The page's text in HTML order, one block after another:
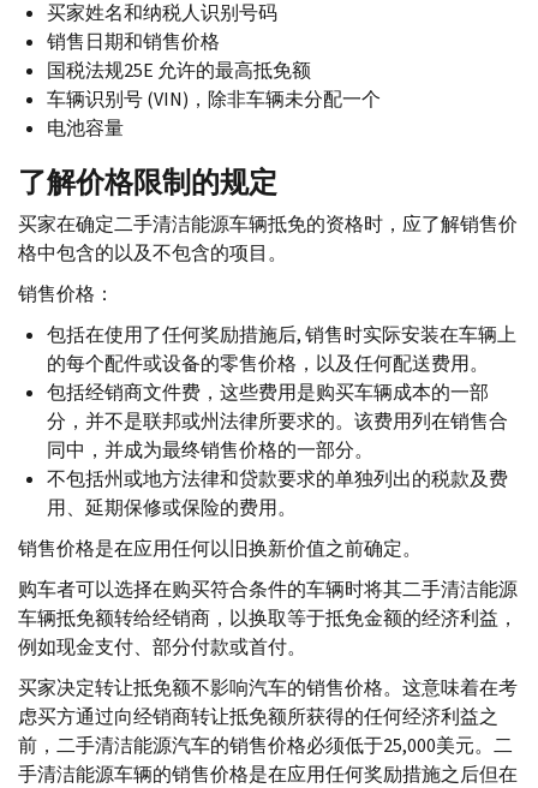
买家姓名和纳税人识别号码
销售日期和销售价格
国税法规25E 允许的最高抵免额
车辆识别号 (VIN)，除非车辆未分配一个
电池容量
了解价格限制的规定
买家在确定二手清洁能源车辆抵免的资格时，应了解销售价
格中包含的以及不包含的项目。
销售价格：
包括在使用了任何奖励措施后, 销售时实际安装在车辆上
的每个配件或设备的零售价格，以及任何配送费用。
包括经销商文件费，这些费用是购买车辆成本的一部
分，并不是联邦或州法律所要求的。该费用列在销售合
同中，并成为最终销售价格的一部分。
不包括州或地方法律和贷款要求的单独列出的税款及费
用、延期保修或保险的费用。
销售价格是在应用任何以旧换新价值之前确定。
购车者可以选择在购买符合条件的车辆时将其二手清洁能源
车辆抵免额转给经销商，以换取等于抵免金额的经济利益，
例如现金支付、部分付款或首付。
买家决定转让抵免额不影响汽车的销售价格。这意味着在考
虑买方通过向经销商转让抵免额所获得的任何经济利益之
前，二手清洁能源汽车的销售价格必须低于25,000美元。二
手清洁能源车辆的销售价格是在应用任何奖励措施之后但在